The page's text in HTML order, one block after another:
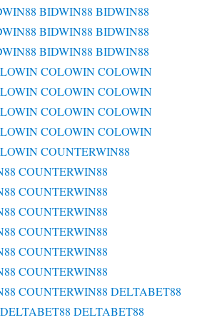
BIDWIN88 BIDWIN88
BIDWIN88 BIDWIN88
BIDWIN88 BIDWIN88
COLOWIN COLOWIN
COLOWIN COLOWIN
COLOWIN COLOWIN
COLOWIN COLOWIN
COUNTERWIN88
COUNTERWIN88
COUNTERWIN88
COUNTERWIN88
COUNTERWIN88
COUNTERWIN88
COUNTERWIN88
COUNTERWIN88 DELTABET88
DELTABET88 DELTABET88